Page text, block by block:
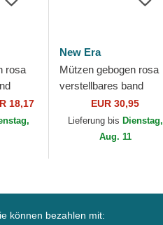
rosa
New
von
18,17
New Era
Mützen gebogen rosa
verstellbares band
9FORTY Mini Cord der
Los Angeles Dodgers
MLB von New Era
EUR 30,95
Lieferung bis Dienstag,
Aug. 11
können bezahlen mit: